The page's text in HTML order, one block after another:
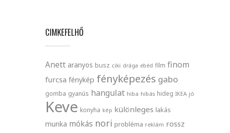
CIMKEFELHŐ
Anett aranyos busz ciki drága ebéd film finom
furcsa fénykép fényképezés gabo
gomba gyanús hangulat hiba hibás hideg IKEA jó
Keve konyha kép különleges lakás
munka mókás nori probléma reklám rossz